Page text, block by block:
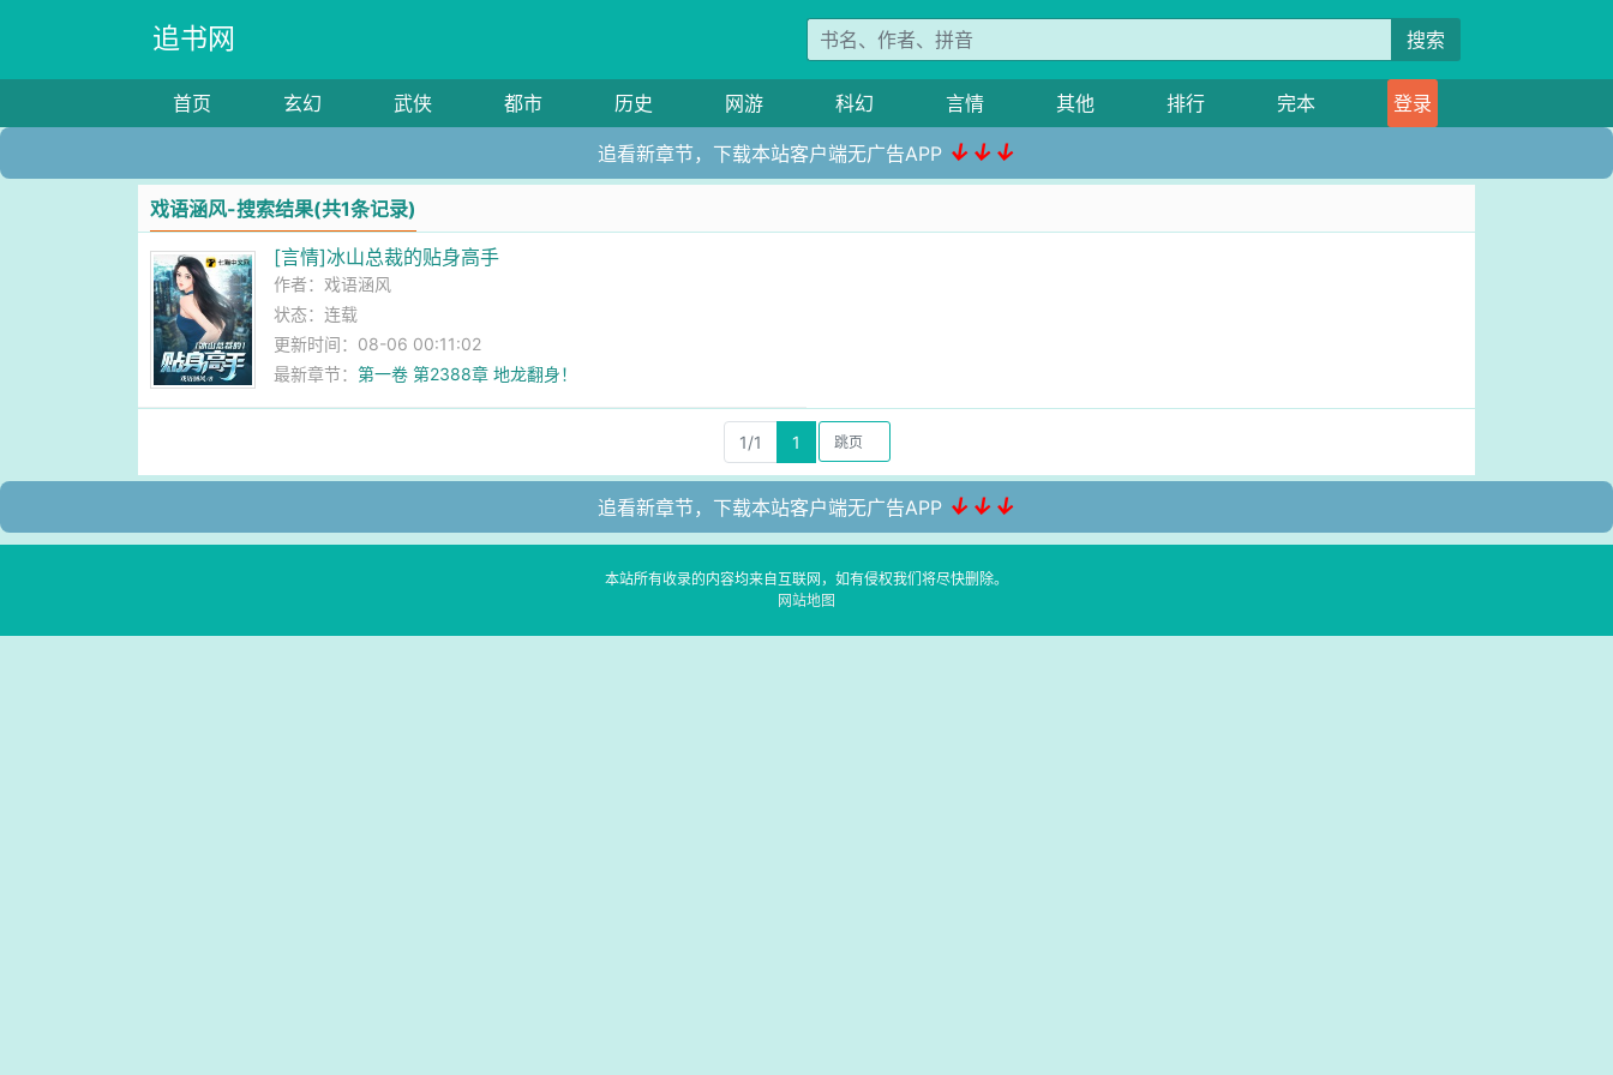
追书网 搜索
首页 玄幻 武侠 都市 历史 网游 科幻 言情 其他 排行 完本 登录
追看新章节，下载本站客户端无广告APP ↓↓↓
戏语涵风-搜索结果(共1条记录)
[言情]冰山总裁的贴身高手
作者：戏语涵风
状态：连载
更新时间：08-06 00:11:02
最新章节：第一卷 第2388章 地龙翻身！
1/1 1
追看新章节，下载本站客户端无广告APP ↓↓↓
本站所有收录的内容均来自互联网，如有侵权我们将尽快删除。
网站地图